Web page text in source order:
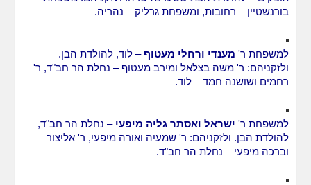
בורנשטיין – רחובות, ומשפחת גרליק – נהריה.
למשפחת ר' מענדי ורחלי מעטוף – לוד, להולדת הבן.
ולזקניהם: ר' משה בצלאל ומירב מעטוף – נחלת הר חב"ד, ר'
רחמים ושושנה חמד – לוד.
למשפחת ר' ישראל ואסתר גליה מיפעי – נחלת הר חב"ד,
להולדת הבן. ולזקניהם: ר' שמעיה ואורה מיפעי, ר' אליצור
וברכה מיפעי – נחלת הר חב"ד.